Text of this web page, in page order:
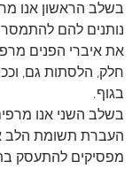
בשלב הראשון אנו
נותנים להם להתמסר
את איברי הפנים
חלק, הלסתות גם,
בגוף.
בשלב השני אנו
העברת תשומת הלב
מפסיקים להתעסק